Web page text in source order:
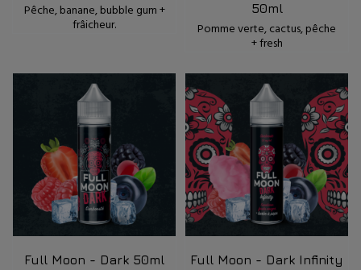
Pêche, banane, bubble gum +
frâicheur.
50ml
Pomme verte, cactus, pêche
+ fresh
Full Moon - Dark 50ml
Full Moon - Dark Infinity